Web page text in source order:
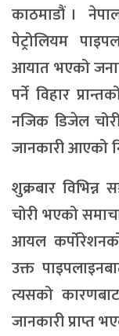
काठमाडौं ।
पेट्रोलियम
आयात भएको
पर्ने विहार
नजिक डिजेल
जानकारी आएको
शुक्रबार विभिन्न
चोरी भएको
आयल
उक्त
त्यसको
जानकारी प्राप्त